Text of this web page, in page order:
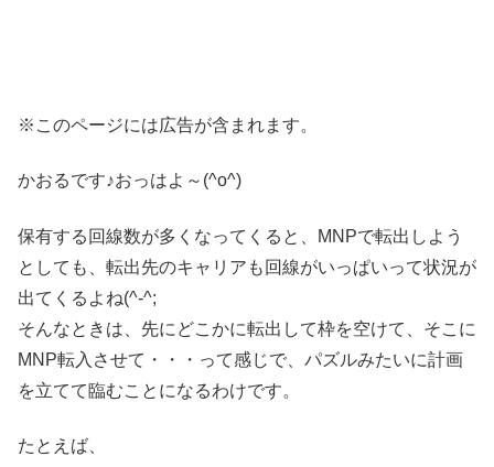
※このページには広告が含まれます。
かおるです♪おっはよ～(^o^)
保有する回線数が多くなってくると、MNPで転出しよう
としても、転出先のキャリアも回線がいっぱいって状況が
出てくるよね(^-^;
そんなときは、先にどこかに転出して枠を空けて、そこに
MNP転入させて・・・って感じで、パズルみたいに計画
を立てて臨むことになるわけです。
たとえば、